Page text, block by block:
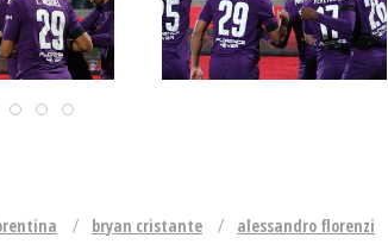
bryan cristante
alessandro florenzi